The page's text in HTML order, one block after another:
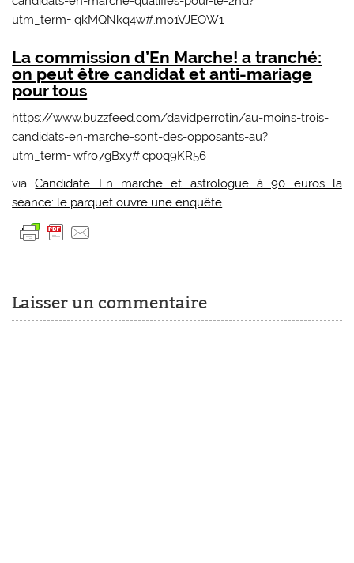
utm_term=.qkMQNkq4w#.mo1VJEOW1
La commission d’En Marche! a tranché:
on peut être candidat et anti-mariage
pour tous
https://www.buzzfeed.com/davidperrotin/au-moins-trois-
candidats-en-marche-sont-des-opposants-au?
utm_term=.wfro7gBxy#.cp0q9KR56
viaCandidate En marche et astrologue à 90 euros la
séance: le parquet ouvre une enquête
Laisser un commentaire